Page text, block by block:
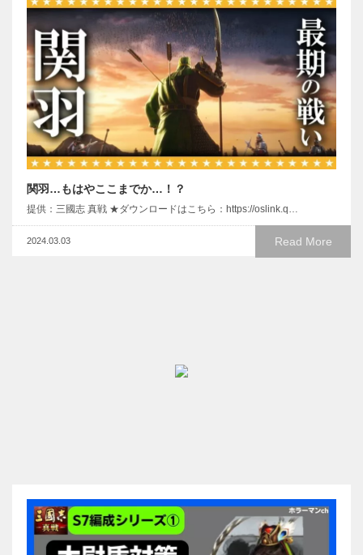
関羽…もはやここまでか…！？
提供：三國志 真戦 ★ダウンロードはこちら：https://oslink.q…
Read More
2024.03.03